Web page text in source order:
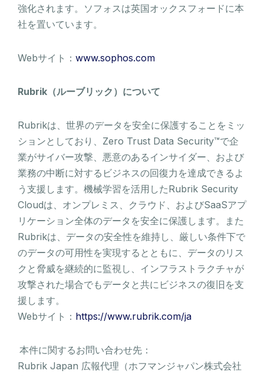
強化されます。ソフォスは英国オックスフォードに本
社を置いています。
Webサイト： www.sophos.com
Rubrik（ルーブリック）について
Rubrikは、世界のデータを安全に保護することをミッ
ションとしており、Zero Trust Data Security™で企
業がサイバー攻撃、悪意のあるインサイダー、および
業務の中断に対するビジネスの回復力を達成できるよ
う支援します。機械学習を活用したRubrik Security
Cloudは、オンプレミス、クラウド、およびSaaSアプ
リケーション全体のデータを安全に保護します。また
Rubrikは、データの安全性を維持し、厳しい条件下で
のデータの可用性を実現するとともに、データのリス
クと脅威を継続的に監視し、インフラストラクチャが
攻撃された場合でもデータと共にビジネスの復旧を支
援します。
Webサイト： https://www.rubrik.com/ja
本件に関するお問い合わせ先：
Rubrik Japan 広報代理（ホフマンジャパン株式会社